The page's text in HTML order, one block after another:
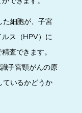
た細胞が、子宮
ス（HPV）に
査できます。
子宮頸がんの原
ているかどうか